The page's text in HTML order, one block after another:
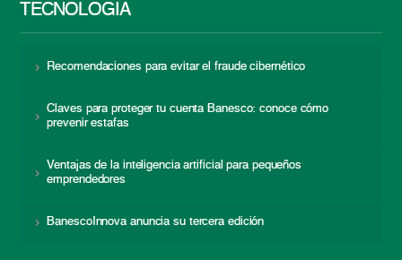
TECNOLOGÍA
Recomendaciones para evitar el fraude cibernético
Claves para proteger tu cuenta Banesco: conoce cómo
prevenir estafas
Ventajas de la inteligencia artificial para pequeños
emprendedores
BanescoInnova anuncia su tercera edición